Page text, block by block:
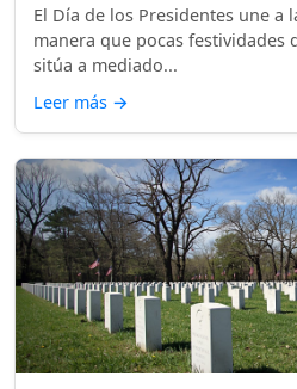
El Día de los Presidentes une a
manera que pocas festividades
sitúa a mediado...
Leer más →